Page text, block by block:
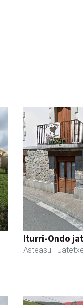
Iturri-Ondo
Asteasu -